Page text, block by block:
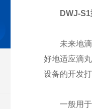
DWJ-
未来地滴丸
好地适应滴
设备的开发
一般用于药